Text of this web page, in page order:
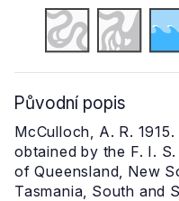
Původní popis
McCulloch, A. R.
obtained by the F. I.
of Queensland, New
Tasmania, South and